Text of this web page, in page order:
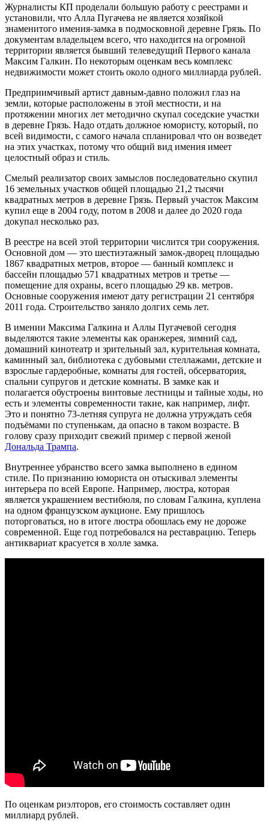
Журналисты КП проделали большую работу с реестрами и
установили, что Алла Пугачева не является хозяйкой
знаменитого имения-замка в подмосковной деревне Грязь. По
документам владельцем всего, что находится на огромной
территории является бывший телеведущий Первого канала
Максим Галкин. По некоторым оценкам весь комплекс
недвижимости может стоить около одного миллиарда рублей.
Предприимчивый артист давным-давно положил глаз на
земли, которые расположены в этой местности, и на
протяжении многих лет методично скупал соседские участки
в деревне Грязь. Надо отдать должное юмористу, который, по
всей видимости, с самого начала спланировал что он возведет
на этих участках, потому что общий вид имения имеет
целостный образ и стиль.
Смелый реализатор своих замыслов последовательно скупил
16 земельных участков общей площадью 21,2 тысячи
квадратных метров в деревне Грязь. Первый участок Максим
купил еще в 2004 году, потом в 2008 и далее до 2020 года
докупал несколько раз.
В реестре на всей этой территории числится три сооружения.
Основной дом — это шестиэтажный замок-дворец площадью
1867 квадратных метров, второе — банный комплекс и
бассейн площадью 571 квадратных метров и третье —
помещение для охраны, всего площадью 29 кв. метров.
Основные сооружения имеют дату регистрации 21 сентября
2011 года. Строительство заняло долгих семь лет.
В имении Максима Галкина и Аллы Пугачевой сегодня
выделяются такие элементы как оранжерея, зимний сад,
домашний кинотеатр и зрительный зал, курительная комната,
каминный зал, библиотека с дубовыми стеллажами, детские и
взрослые гардеробные, комнаты для гостей, обсерватория,
спальни супругов и детские комнаты. В замке как и
полагается обустроены винтовые лестницы и тайные ходы, но
есть и элементы современности такие, как например, лифт.
Это и понятно 73-летняя супруга не должна утруждать себя
подъёмами по ступенькам, да опасно в таком возрасте. В
голову сразу приходит свежий пример с первой женой
Дональда Трампа.
Внутреннее убранство всего замка выполнено в едином
стиле. По признанию юмориста он отыскивал элементы
интерьера по всей Европе. Например, люстра, которая
является украшением вестибюля, по словам Галкина, куплена
на одном французском аукционе. Ему пришлось
поторговаться, но в итоге люстра обошлась ему не дороже
современной. Еще год потребовался на реставрацию. Теперь
антиквариат красуется в холле замка.
По оценкам риэлторов, его стоимость составляет один
миллиард рублей.